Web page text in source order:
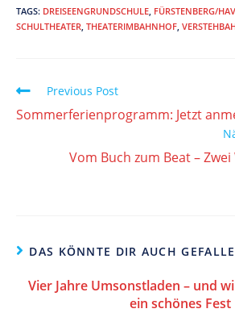
TAGS: DREISEENGRUNDSCHULE FÜRSTENBERG/
SCHULTHEATER THEATERIMBAHNHOF
Read
articles
Previous Post
Sommerferienprogramm: Jetzt
Vom Buch zum Beat –
DAS KÖNNTE DIR AUCH
Vier Jahre Umsonstladen – und
ein schönes Fest